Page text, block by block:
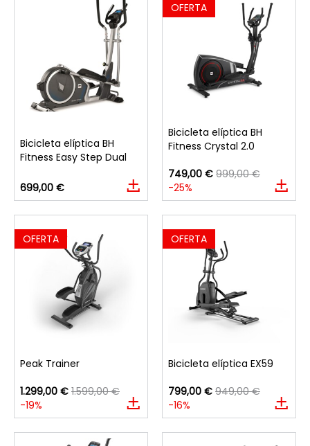
Bicicleta elíptica BH
Fitness Easy Step Dual
699,00 €
OFERTA
Bicicleta elíptica BH
Fitness Crystal 2.0
749,00 € 999,00 €
-25%
OFERTA
Peak Trainer
1.299,00 € 1.599,00 €
-19%
OFERTA
Bicicleta elíptica EX59
799,00 € 949,00 €
-16%